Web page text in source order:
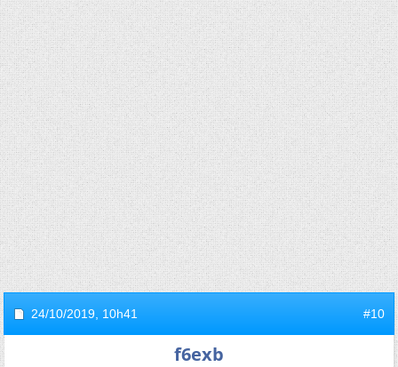
24/10/2019, 10h41 #10
f6exb